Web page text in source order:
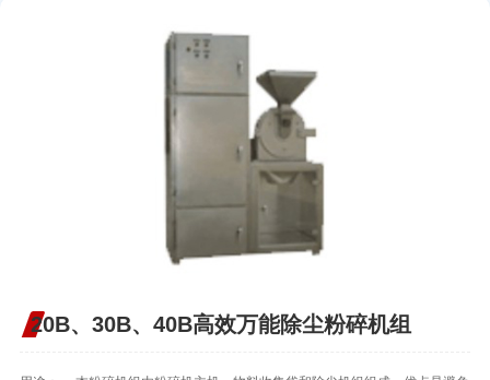
20B、30B、40B高效万能除尘粉碎机组